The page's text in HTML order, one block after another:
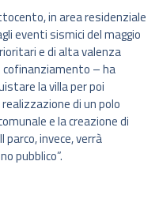
in area residenziale
eventi sismici del maggio
e di alta valenza
– ha
la villa per poi
di un polo
e la creazione di
invece, verrà
pubblico”.